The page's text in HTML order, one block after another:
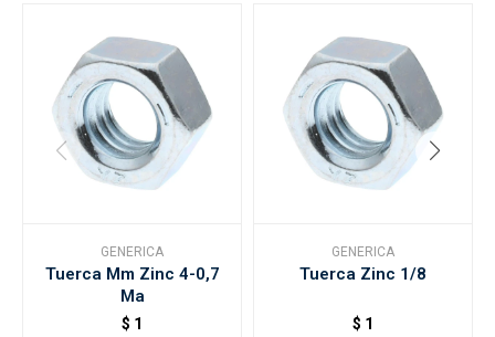
GENERICA
Tuerca Mm Zinc 4-0,7
Ma
$ 1
GENERICA
Tuerca Zinc 1/8
$ 1